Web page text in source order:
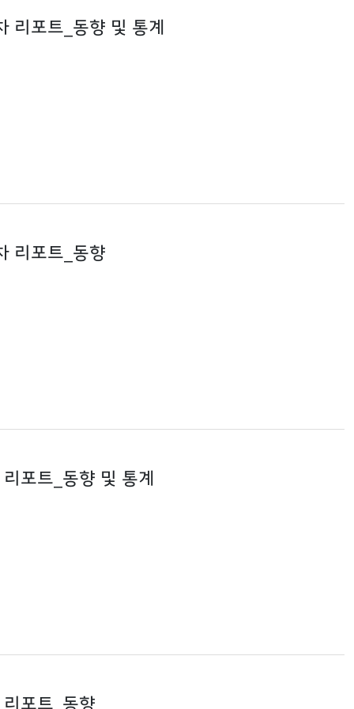
리포트_동향 및 통계
리포트_동향
포트_동향 및 통계
포트_동향